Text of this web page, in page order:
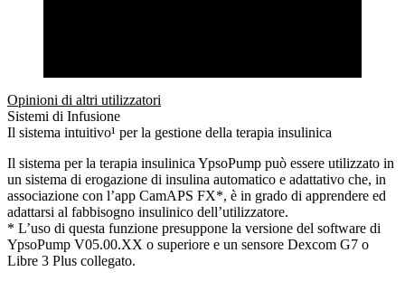
Opinioni di altri utilizzatori
Sistemi di Infusione
Il sistema intuitivo¹ per la gestione della terapia insulinica
Il sistema per la terapia insulinica YpsoPump può essere utilizzato in
un sistema di erogazione di insulina automatico e adattativo che, in
associazione con l’app CamAPS FX*, è in grado di apprendere ed
adattarsi al fabbisogno insulinico dell’utilizzatore.
* L’uso di questa funzione presuppone la versione del software di
YpsoPump V05.00.XX o superiore e un sensore Dexcom G7 o
Libre 3 Plus collegato.